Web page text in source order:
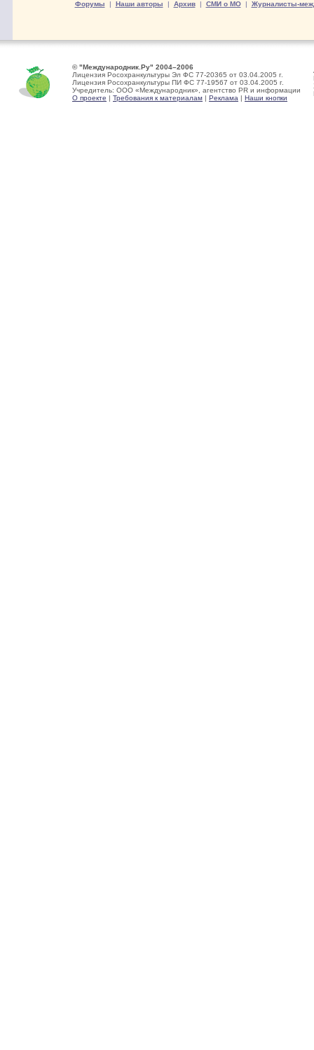
Форумы | Наши авторы | Архив| СМИ о МО| Журналисты-
© "Международник.Ру" 2004–2006
Лицензия Росохранкультуры Эл ФС 77-20365 от 03.04.2005 г.
Лицензия Росохранкультуры ПИ ФС 77-19567 от 03.04.2005 г.
Учредитель: ООО «Международник», агентство PR и информации
О проекте | Требования к материалам | Реклама | Наши кнопки